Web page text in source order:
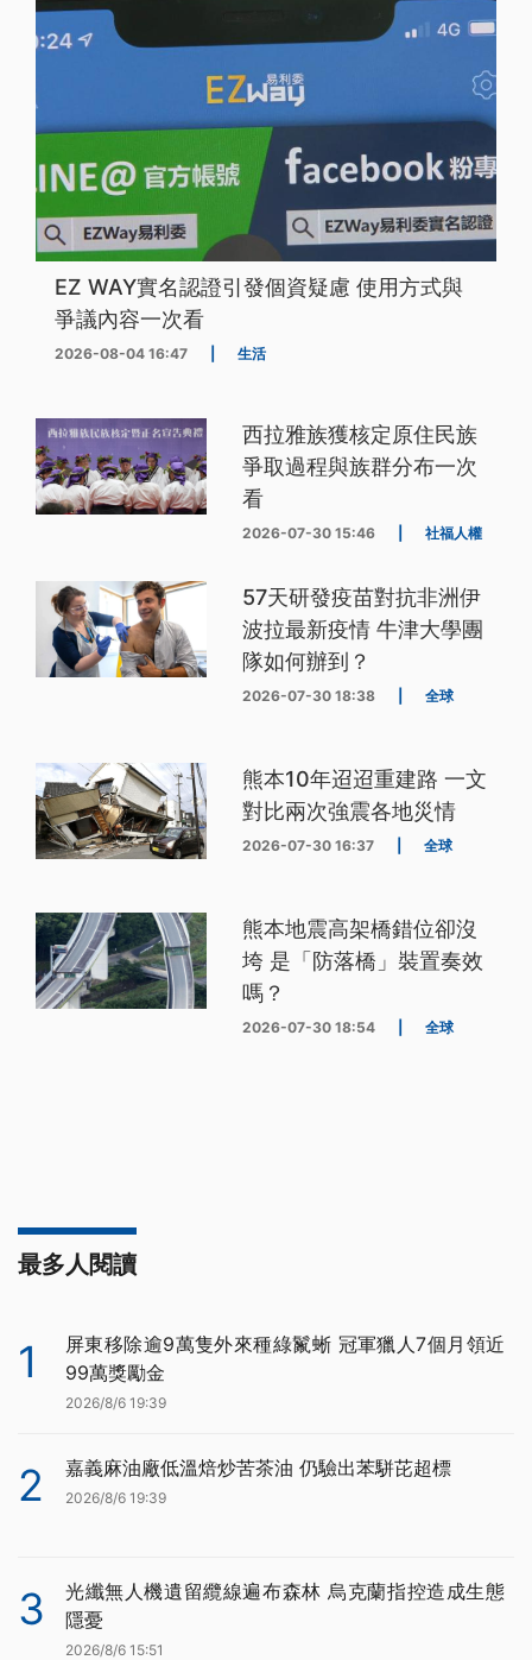
EZ WAY實名認證引發個資疑慮 使用方式與
爭議內容一次看
2026-08-04 16:47 生活
西拉雅族獲核定原住民族
爭取過程與族群分布一次
看
2026-07-30 15:46 社福人權
57天研發疫苗對抗非洲伊
波拉最新疫情 牛津大學團
隊如何辦到？
2026-07-30 18:38 全球
熊本10年迢迢重建路 一文
對比兩次強震各地災情
2026-07-30 16:37 全球
熊本地震高架橋錯位卻沒
垮 是「防落橋」裝置奏效
嗎？
2026-07-30 18:54 全球
最多人閱讀
1
屏東移除逾9萬隻外來種綠鬣蜥 冠軍獵人7個月領近
99萬獎勵金
2026/8/6 19:39
2 嘉義麻油廠低溫焙炒苦茶油 仍驗出苯駢芘超標
2026/8/6 19:39
3
光纖無人機遺留纜線遍布森林 烏克蘭指控造成生態
隱憂
2026/8/6 15:51